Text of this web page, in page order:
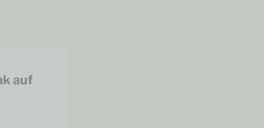
auf